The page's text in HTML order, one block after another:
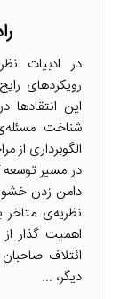
در ادبیات
رویکردهای
این
شناخت
الگوبرداری از
در مسیر
دامن زدن
نظریه‌ی متاخر
اهمیت گذار
ائتلاف
دیگر، ...